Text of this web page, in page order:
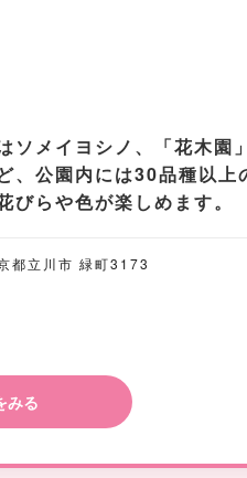
ソメイヨシノ、「花木園
、公園内には30品種以上
びらや色が楽しめます。
都立川市 緑町3173
みる